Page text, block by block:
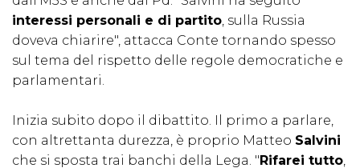
interessi personali e di partito, sulla Russia
doveva chiarire", attacca Conte tornando spesso
sul tema del rispetto delle regole democratiche e
parlamentari.
Inizia subito dopo il dibattito. Il primo a parlare,
con altrettanta durezza, è proprio Matteo Salvini
che si sposta trai banchi della Lega. " Rifarei tutto,